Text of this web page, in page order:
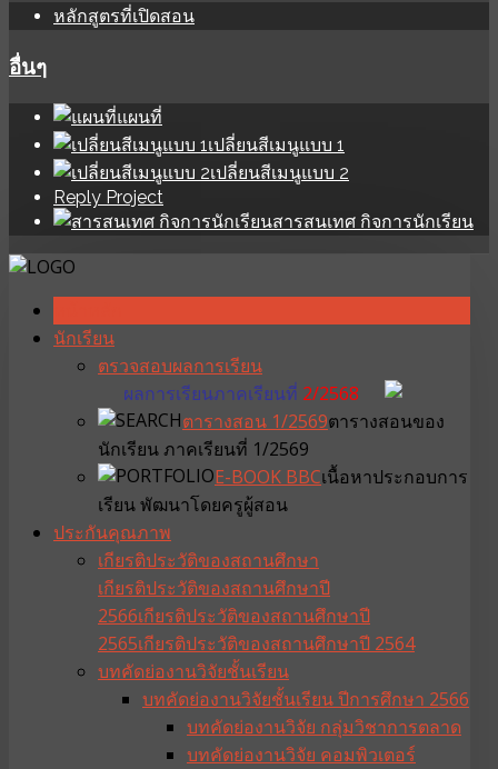
หลักสูตรที่เปิดสอน
อื่นๆ
แผนที่
เปลี่ยนสีเมนูแบบ 1
เปลี่ยนสีเมนูแบบ 2
Reply Project
สารสนเทศ กิจการนักเรียน
นักเรียน
ตรวจสอบผลการเรียน
ผลการเรียนภาคเรียนที่ 2/2568
ตารางสอน 1/2569ตารางสอนของ
นักเรียน ภาคเรียนที่ 1/2569
E-BOOK BBCเนื้อหาประกอบการ
เรียน พัฒนาโดยครูผู้สอน
ประกันคุณภาพ
เกียรติประวัติของสถานศึกษา
เกียรติประวัติของสถานศึกษาปี
2566เกียรติประวัติของสถานศึกษาปี
2565เกียรติประวัติของสถานศึกษาปี 2564
บทคัดย่องานวิจัยชั้นเรียน
บทคัดย่องานวิจัยชั้นเรียน ปีการศึกษา 2566
บทคัดย่องานวิจัย กลุ่มวิชาการตลาด
บทคัดย่องานวิจัย คอมพิวเตอร์